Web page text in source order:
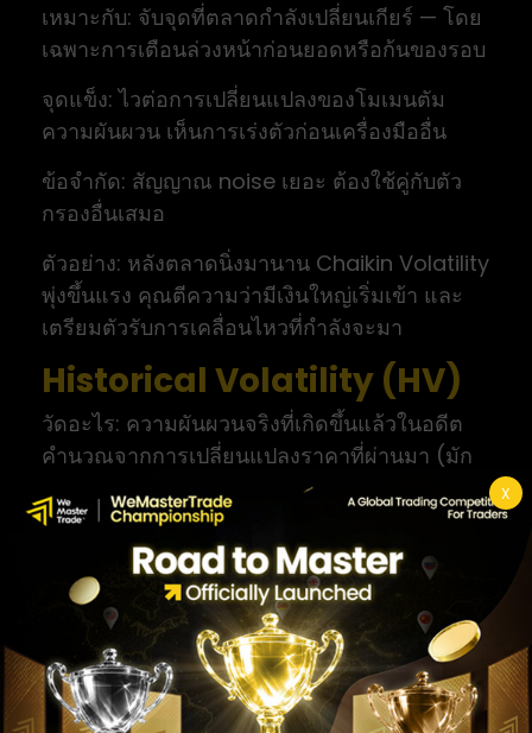
X
เหมาะกับ: จับจุดที่ตลาดกำลังเปลี่ยนเกียร์ — โดย
เฉพาะการเตือนล่วงหน้าก่อนยอดหรือก้นของรอบ
จุดแข็ง: ไวต่อการเปลี่ยนแปลงของโมเมนตัม
ความผันผวน เห็นการเร่งตัวก่อนเครื่องมืออื่น
ข้อจำกัด: สัญญาณ noise เยอะ ต้องใช้คู่กับตัว
กรองอื่นเสมอ
ตัวอย่าง: หลังตลาดนิ่งมานาน Chaikin Volatility
พุ่งขึ้นแรง คุณตีความว่ามีเงินใหญ่เริ่มเข้า และ
เตรียมตัวรับการเคลื่อนไหวที่กำลังจะมา
Historical Volatility (HV)
วัดอะไร: ความผันผวนจริงที่เกิดขึ้นแล้วในอดีต
คำนวณจากการเปลี่ยนแปลงราคาที่ผ่านมา (มัก
ทำงานอย่างไร: วัดส่วนเบี่ยงเบนของผลตอบแทน
ย้อนหลังในช่วงเวลาหนึ่ง ใช้เปรียบเทียบกับ
implied volatility เพื่อดูว่าออปชัน “แพง” หรือ
เหมาะกับ: เทรดเดอร์ออปชันและคนที่ต้องการ
benchmark ความผันผวนปัจจุบันเทียบกับค่า